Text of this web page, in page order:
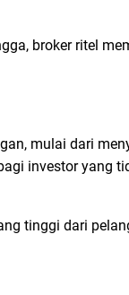
broker ritel
mulai dari
investor yang
tinggi dari